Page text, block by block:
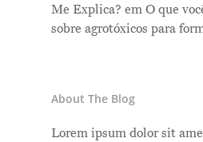
Me Explica? em O que
sobre agrotóxicos para
About The Blog
Lorem ipsum dolor sit